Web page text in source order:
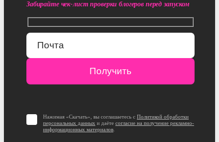
Забирайте чек-лист проверки блогеров перед запуском
Нажимая «Скачать», вы соглашаетесь с Политикой обработки
персональных данных и даёте согласие на получение рекламно-
информационных материалов